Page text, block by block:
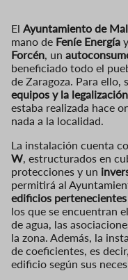
El Ayuntamiento de
mano de Feníe Energía
Forcén , un
beneficiado todo el
de Zaragoza. Para ello,
equipos y la
estaba realizada hace
nada a la localidad.
La instalación cuenta
W , estructurados en
protecciones y un
permitirá al
edificios
los que se encuentran
de agua, las
la zona. Además, la
de coeficientes, es
edificio según sus